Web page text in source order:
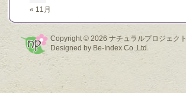
« 11月
Copyright © 2026 ナチュラルプロジェクト
Designed by Be-Index Co.,Ltd.